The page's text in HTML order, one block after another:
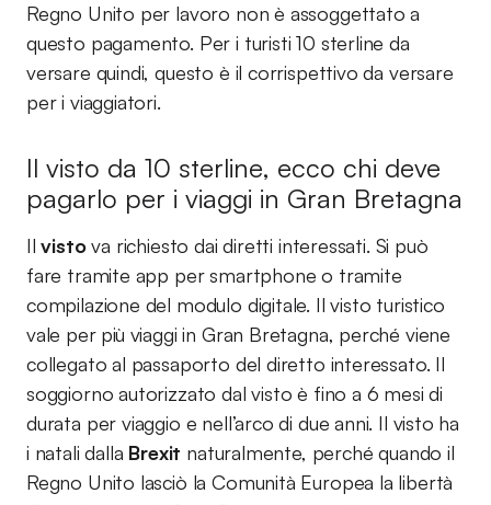
Regno Unito per lavoro non è assoggettato a
questo pagamento. Per i turisti 10 sterline da
versare quindi, questo è il corrispettivo da versare
per i viaggiatori.
Il visto da 10 sterline, ecco chi deve
pagarlo per i viaggi in Gran Bretagna
Ilvistova richiesto dai diretti interessati. Si può
fare tramite app per smartphone o tramite
compilazione del modulo digitale. Il visto turistico
vale per più viaggi in Gran Bretagna, perché viene
collegato al passaporto del diretto interessato. Il
soggiorno autorizzato dal visto è fino a 6 mesi di
durata per viaggio e nell’arco di due anni. Il visto ha
i natali dalla Brexit naturalmente, perché quando il
Regno Unito lasciò la Comunità Europea la libertà